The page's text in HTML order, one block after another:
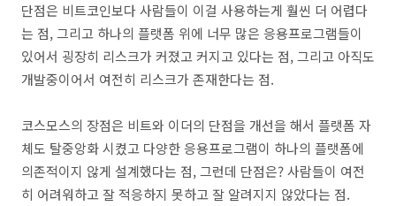
단점은 비트코인보다 사람들이 이걸 사용하는게 훨씬 더 어렵다
는 점, 그리고 하나의 플랫폼 위에 너무 많은 응용프로그램들이
있어서 굉장히 리스크가 커졌고 커지고 있다는 점, 그리고 아직도
개발중이어서 여전히 리스크가 존재한다는 점.
코스모스의 장점은 비트와 이더의 단점을 개선을 해서 플랫폼 자
체도 탈중앙화 시켰고 다양한 응용프로그램이 하나의 플랫폼에
의존적이지 않게 설계했다는 점, 그런데 단점은? 사람들이 여전
히 어려워하고 잘 적응하지 못하고 잘 알려지지 않았다는 점.